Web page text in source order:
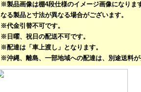
※製品画像は棚4段仕様のイメージ画像になりま
なる製品と寸法が異なる場合がございます。
※代金引替不可です。
※日曜、祝日の配送不可です。
※配達は「車上渡し」となります。
※沖縄、離島、一部地域への配達は、別途送料